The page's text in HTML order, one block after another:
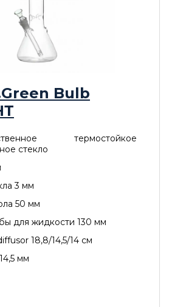
Bulb
термостойкое
стекло
3 мм
50 мм
для жидкости 130 мм
18,8/14,5/14 см
мм